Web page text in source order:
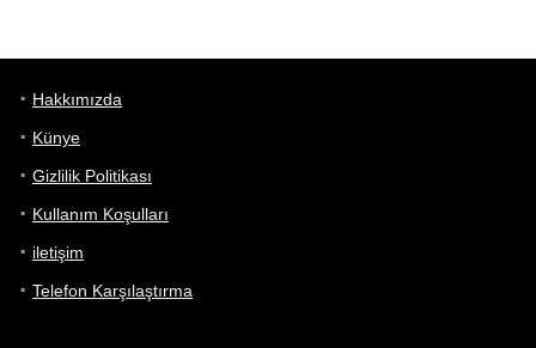
Hakkımızda
Künye
Gizlilik Politikası
Kullanım Koşulları
iletişim
Telefon Karşılaştırma